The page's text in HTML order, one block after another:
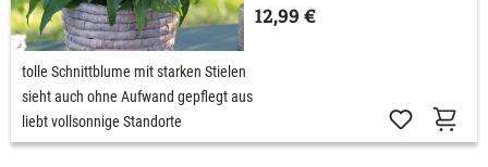
12,99 €
tolle Schnittblume mit starken Stielen
sieht auch ohne Aufwand gepflegt aus
liebt vollsonnige Standorte